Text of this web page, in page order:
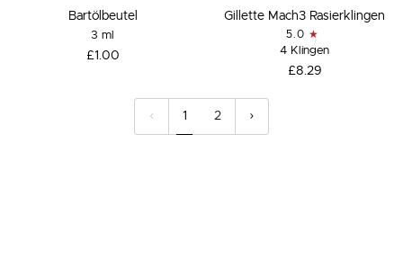
Bartölbeutel
Bartölbeutel
3 ml
£1.00
Gillette
Rasierklingen
Gillette Mach3 Rasierklingen
5.0
4 Klingen
£8.29
1 2